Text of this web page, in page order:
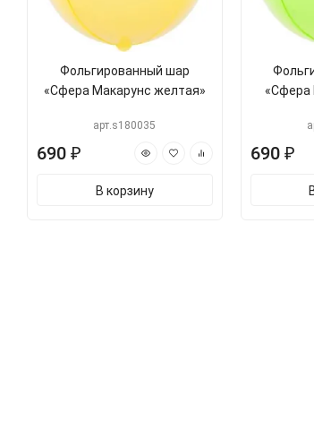
Фольгированный шар
«Сфера Макарунс желтая»
арт.s180035
690 ₽
В корзину
«Сфера
690 ₽